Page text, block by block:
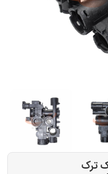
ترک